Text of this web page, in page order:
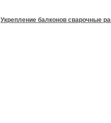
Укрепление балконов сварочные